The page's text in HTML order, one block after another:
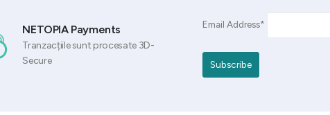
NETOPIA Payments
Tranzacțiile sunt procesate 3D-
Secure
Email Address*